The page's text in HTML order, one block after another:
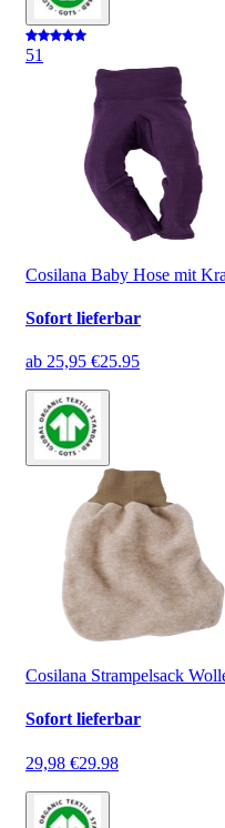
51
Cosilana Baby Hose mit
Sofort lieferbar
ab 25,95 €25.95
Cosilana Strampelsack
Sofort lieferbar
29,98 €29.98